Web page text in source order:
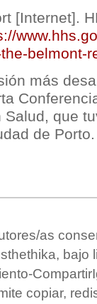
[Internet].
belmont-
más
que
de Porto.
as
bajo
copiar,